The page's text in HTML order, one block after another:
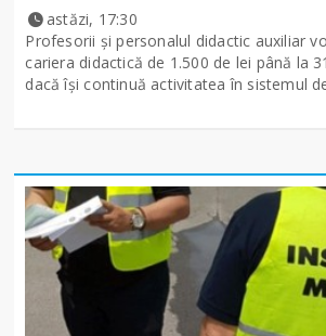
astăzi, 17:30
Profesorii și personalul didactic auxiliar
cariera didactică de 1.500 de lei până la
dacă își continuă activitatea în sistemul